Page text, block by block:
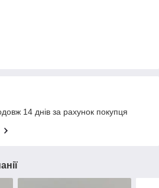
14 днів за рахунок покупця